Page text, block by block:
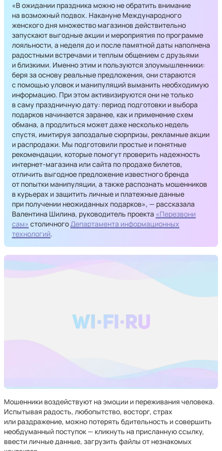
«В ожидании праздника можно не обратить внимание
на возможный подвох. Накануне Международного
женского дня множество магазинов действительно
запускают выгодные акции и мероприятия по программе
лояльности, а неделя до и после памятной даты наполнена
радостными встречами и теплым общением с друзьями
и близкими. Именно этим и пользуются злоумышленники:
беря за основу реальные предложения, они стараются
с помощью уловок и манипуляций выманить необходимую
информацию. При этом активизируются они не только
в саму праздничную дату: период подготовки и выбора
подарков начинается заранее, как и применение схем
обмана, а продлиться может даже несколько недель
спустя, имитируя запоздалые сюрпризы, рекламные акции
и распродажи. Мы подготовили простые и понятные
рекомендации, которые помогут проверить надежность
интернет-магазина или сайта по продаже билетов,
отличить выгодное предложение известного бренда
от попытки манипуляции, а также распознать мошенников
в курьерах и защитить личные и платежные данные
при получении неожиданных подарков», — рассказала
Валентина Шилина, руководитель проекта «Перезвони
сам» столичногоДепартамента информационных
технологий.
Мошенники воздействуют на эмоции и переживания человека.
Испытывая радость, любопытство, восторг, страх
или раздражение, можно потерять бдительность и совершить
необдуманный поступок — кликнуть на присланную ссылку,
ввести личные данные, загрузить файлы от незнакомых